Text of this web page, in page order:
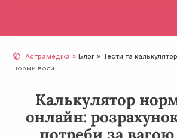
Астрамедіка Блог Тести та
норми води
Калькулятор
онлайн: